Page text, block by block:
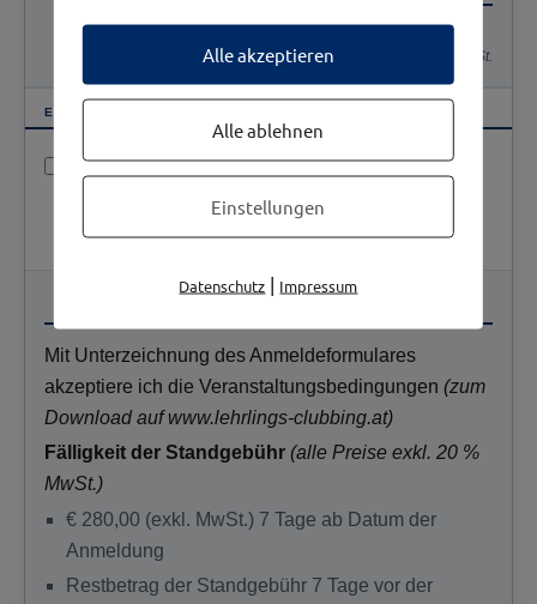
Alle Beträge exkl. 20 % MwSt.
EXKLUSIVER SPONSORBEITRAG
Ja, ich möchte die Präsenz meines Logos auf allen
Roll-up oder Beach Flag am Eingang sowie auf der
Bühne. Preis:€ 600,00
Mit Unterzeichnung des Anmeldeformulares
akzeptiere ich die Veranstaltungsbedingungen (zum
Download auf www.lehrlings-clubbing.at)
Fälligkeit der Standgebühr (alle Preise exkl. 20 %
MwSt.)
€ 280,00 (exkl. MwSt.) 7 Tage ab Datum der
Anmeldung
Restbetrag der Standgebühr 7 Tage vor der
Alle akzeptieren
Alle ablehnen
Einstellungen
Datenschutz | Impressum